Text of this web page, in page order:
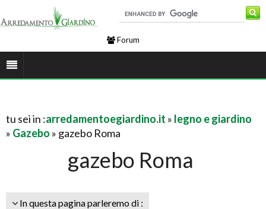
Forum
tu sei in :arredamentoegiardino.it » legno e giardino
» Gazebo » gazebo Roma
gazebo Roma
In questa pagina parleremo di :